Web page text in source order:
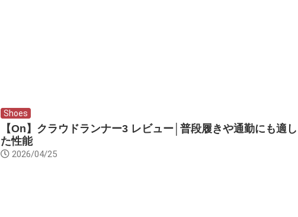
Shoes
【On】クラウドランナー3 レビュー│普段履きや通勤にも適し
た性能
2026/04/25